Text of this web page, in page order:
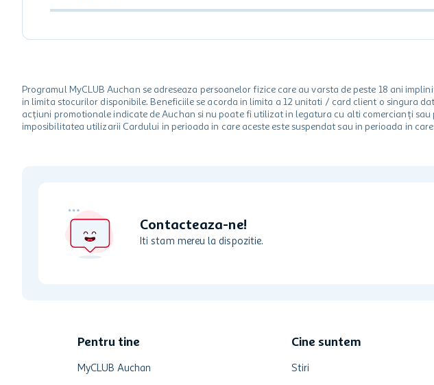
Programul MyCLUB Auchan se adreseaza persoanelor fizice care au varsta de peste 18 ani
in limita stocurilor disponibile. Beneficiile se acorda in limita a 12 unitati / card client o singura
acțiuni promotionale indicate de Auchan si nu poate fi utilizat in legatura cu alti comercianți
imposibilitatea utilizarii Cardului in perioada in care aceste este suspendat sau in perioada in
Contacteaza-ne!
Iti stam mereu la dispozitie.
Pentru tine
MyCLUB Auchan
Cine suntem
Stiri